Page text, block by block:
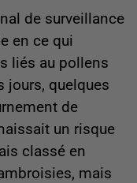
de surveillance
en ce qui
liés au pollens
jours, quelques
de
un risque
classé en
mais